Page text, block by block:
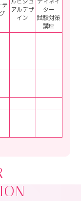
テ アルデザ
イン
ター
試験対策
講座